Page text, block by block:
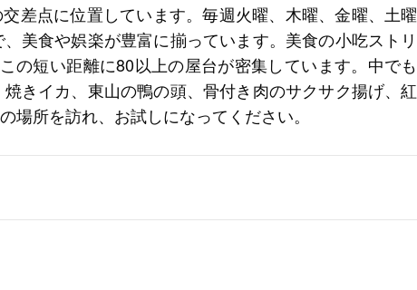
差点に位置しています。毎週火曜、木曜、金曜、土曜
美食や娯楽が豊富に揃っています。美食の小吃ストリ
の短い距離に80以上の屋台が密集しています。中でも
きイカ、東山の鴨の頭、骨付き肉のサクサク揚げ、紅
場所を訪れ、お試しになってください。